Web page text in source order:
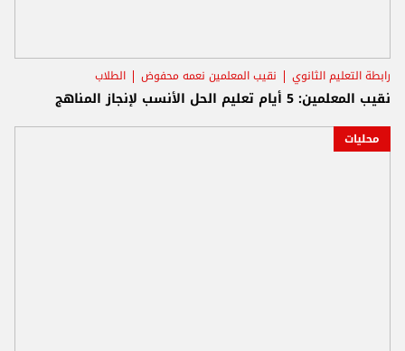
رابطة التعليم الثانوي نقيب المعلمين نعمه محفوض الطلاب
نقيب المعلمين: 5 أيام تعليم الحل الأنسب لإنجاز المناهج
محليات